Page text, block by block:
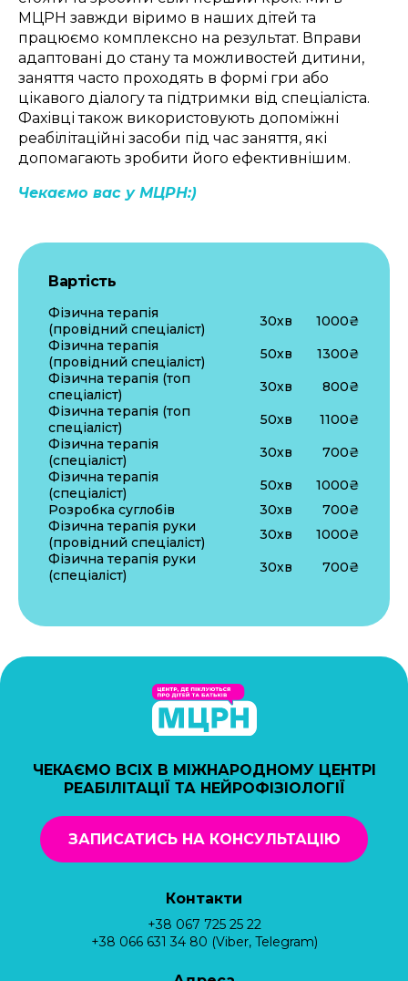
МЦРН завжди віримо в наших дітей та
працюємо комплексно на результат. Вправи
адаптовані до стану та можливостей дитини,
заняття часто проходять в формі гри або
цікавого діалогу та підтримки від спеціаліста.
Фахівці також використовують допоміжні
реабілітаційні засоби під час заняття, які
допомагають зробити його ефективнішим.
Чекаємо вас у МЦРН:)
Вартість
Фізична терапія
(провідний спеціаліст)
30хв
1000₴
Фізична терапія
(провідний спеціаліст)
50хв
1300₴
Фізична терапія (топ
спеціаліст)
30хв
800₴
Фізична терапія (топ
спеціаліст)
50хв
1100₴
Фізична терапія
(спеціаліст)
30хв
700₴
Фізична терапія
(спеціаліст)
50хв
1000₴
Розробка суглобів
30хв
700₴
Фізична терапія руки
(провідний спеціаліст)
30хв
1000₴
Фізична терапія руки
(спеціаліст)
30хв 700₴
ЧЕКАЄМО ВСІХ В МІЖНАРОДНОМУ ЦЕНТРІ
РЕАБІЛІТАЦІЇ ТА НЕЙРОФІЗІОЛОГІЇ
ЗАПИСАТИСЬ НА КОНСУЛЬТАЦІЮ
Контакти
+38 067 725 25 22
+38 066 631 34 80 (Viber, Telegram)